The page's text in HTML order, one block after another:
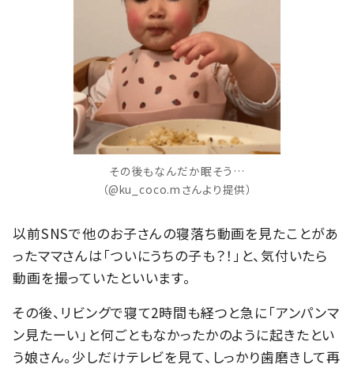
その後もなんだか眠そう…
（@ku_coco.mさんより提供）
以前SNSで他のお子さんの寝落ち動画を見たことがあ
ったママさんは「ついにうちの子も？！」と、気付いたら
動画を撮っていたといいます。
その後、リビングで寝て2時間も経つと急に「アンパンマ
ン見たーい」と何ごともなかったかのように起きたとい
う娘さん。少しだけテレビを見て、しっかり歯磨きして再